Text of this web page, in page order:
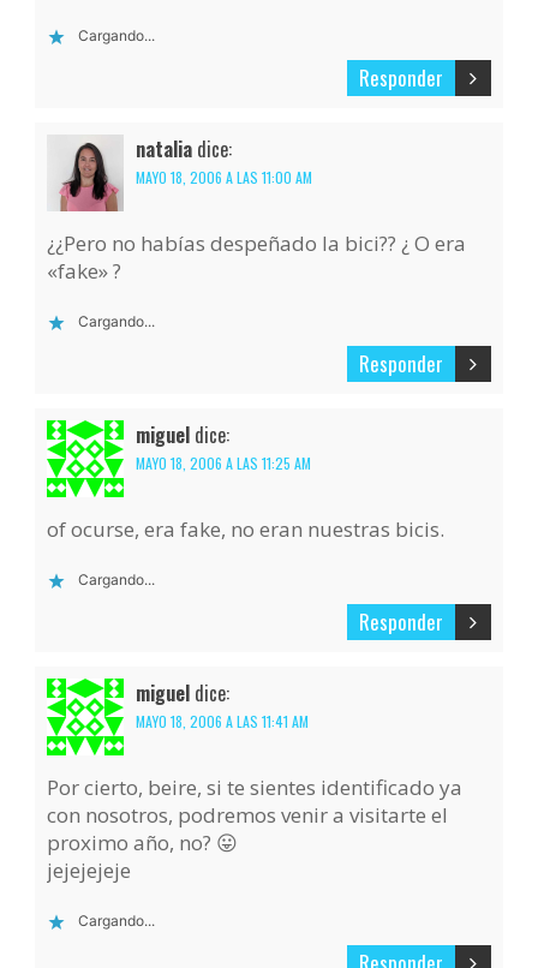
Cargando...
Responder
natalia dice:
MAYO 18, 2006 A LAS 11:00 AM
¿¿Pero no habías despeñado la bici?? ¿ O era
«fake» ?
Cargando...
Responder
miguel dice:
MAYO 18, 2006 A LAS 11:25 AM
of ocurse, era fake, no eran nuestras bicis.
Cargando...
Responder
miguel dice:
MAYO 18, 2006 A LAS 11:41 AM
Por cierto, beire, si te sientes identificado ya
con nosotros, podremos venir a visitarte el
proximo año, no? 😛
jejejejeje
Cargando...